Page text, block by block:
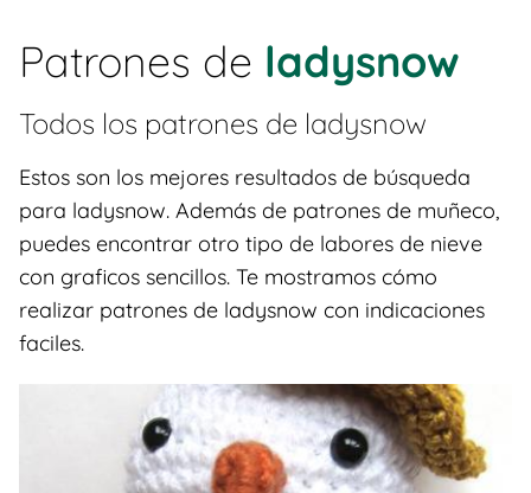
Patrones de ladysnow
Todos los patrones de ladysnow
Estos son los mejores resultados de búsqueda
para ladysnow. Además de patrones de muñeco,
puedes encontrar otro tipo de labores de nieve
con graficos sencillos. Te mostramos cómo
realizar patrones de ladysnow con indicaciones
faciles.